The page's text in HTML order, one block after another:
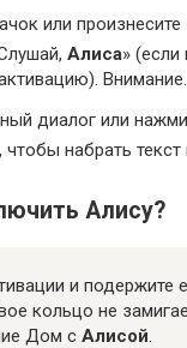
или произнесите
Алиса» (если
диалог или
чтобы набрать текст
Алису?
и подержите
кольцо не
Дом с Алисой.